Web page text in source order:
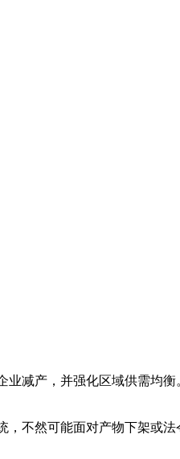
减产，并强化区域供需均衡
不然可能面对产物下架或法